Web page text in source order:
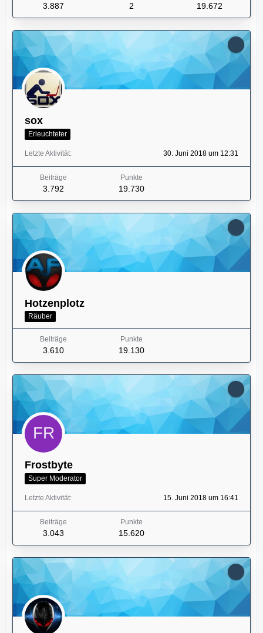
3.887 2 19.672
sox
Erleuchteter
Letzte Aktivität 30. Juni 2018 um 12:31
Beiträge
3.792
Punkte
19.730
Hotzenplotz
Räuber
Beiträge
3.610
Punkte
19.130
Frostbyte
Super Moderator
Letzte Aktivität 15. Juni 2018 um 16:41
Beiträge
3.043
Punkte
15.620